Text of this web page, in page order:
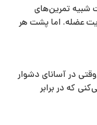
شبیه تمرین‌های
عضله. اما پشت هر
در آسانای دشوار
که در برابر